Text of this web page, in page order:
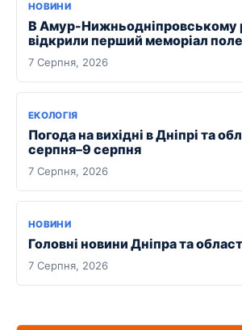
НОВИНИ
В Амур-Нижньодніпровському
відкрили перший меморіал
7 Серпня, 2026
ЕКОЛОГІЯ
Погода на вихідні в Дніпрі та
серпня–9 серпня
7 Серпня, 2026
НОВИНИ
Головні новини Дніпра та
7 Серпня, 2026